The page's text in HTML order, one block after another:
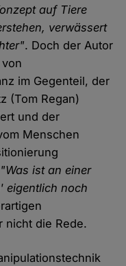
auf Tiere
verwässert
. Doch der Autor
im Gegenteil, der
(Tom Regan)
und der
Menschen
"Was ist an einer
eigentlich noch
nicht die Rede.